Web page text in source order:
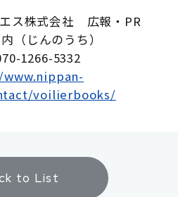
ス株式会社 広報・PR
（じんのうち）
1266-5332
voilierbooks/
to List